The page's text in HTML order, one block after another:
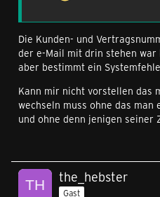
Die Kunden- und
der e-Mail mit drin stehen
aber bestimmt ein
Kann mir nicht vorstellen das
wechseln muss ohne das
und ohne denn jenigen seiner
the_hebster
Gast